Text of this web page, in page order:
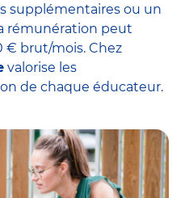
supplémentaires ou un
rémunération peut
€ brut/mois. Chez
valorise les
de chaque éducateur.